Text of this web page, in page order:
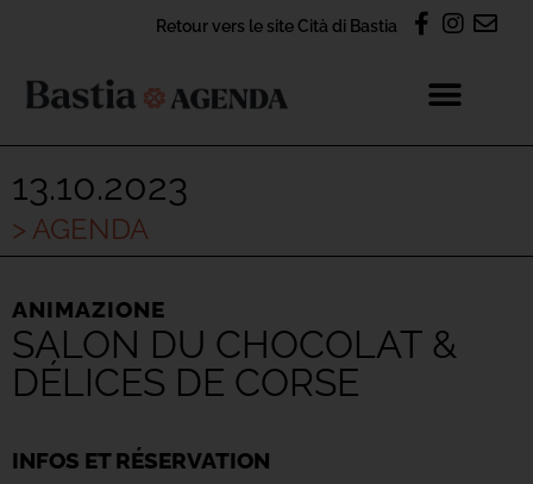
Retour vers le site Cità di Bastia
13.10.2023
> AGENDA
ANIMAZIONE
SALON DU CHOCOLAT &
DÉLICES DE CORSE
INFOS ET RÉSERVATION